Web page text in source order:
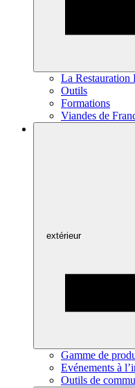
La
Outils
Formations
Viandes de
extérieur
Gamme de
Evénements à
Outils de